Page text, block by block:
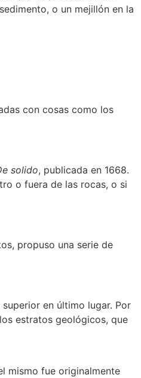
o un mejillón en la
con cosas como los
solido, publicada en 1668.
o fuera de las rocas, o si
propuso una serie de
en último lugar. Por
estratos geológicos, que
mismo fue originalmente